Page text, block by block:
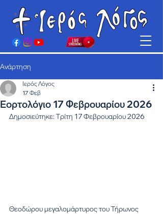
Ανάρτηση
Εορτολόγιο 17 Φεβρουαρίου 2026
Ιερός Λόγος
17 Φεβ
Δημοσιεύτηκε: Τρίτη 17 Φεβρουαρίου 2026
Θεοδώρου μεγαλομάρτυρος του Τήρωνος